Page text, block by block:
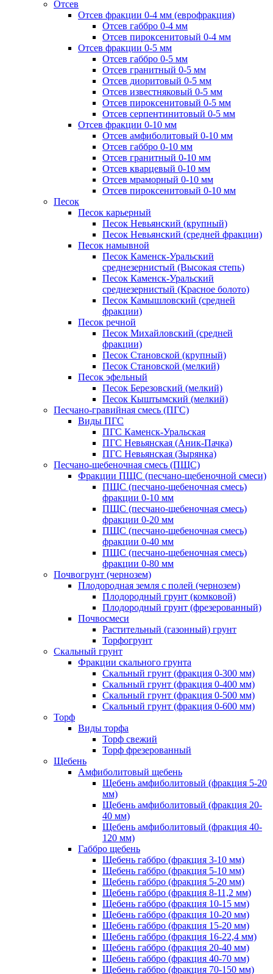
Отсев
Отсев фракции 0-4 мм (еврофракция)
Отсев габбро 0-4 мм
Отсев пироксенитовый 0-4 мм
Отсев фракции 0-5 мм
Отсев габбро 0-5 мм
Отсев гранитный 0-5 мм
Отсев диоритовый 0-5 мм
Отсев известняковый 0-5 мм
Отсев пироксенитовый 0-5 мм
Отсев серпентинитовый 0-5 мм
Отсев фракции 0-10 мм
Отсев амфиболитовый 0-10 мм
Отсев габбро 0-10 мм
Отсев гранитный 0-10 мм
Отсев кварцевый 0-10 мм
Отсев мраморный 0-10 мм
Отсев пироксенитовый 0-10 мм
Песок
Песок карьерный
Песок Невьянский (крупный)
Песок Невьянский (средней фракции)
Песок намывной
Песок Каменск-Уральский
среднезернистый (Высокая степь)
Песок Каменск-Уральский
среднезернистый (Красное болото)
Песок Камышловский (средней
фракции)
Песок речной
Песок Михайловский (средней
фракции)
Песок Становской (крупный)
Песок Становской (мелкий)
Песок эфельный
Песок Березовский (мелкий)
Песок Кыштымский (мелкий)
Песчано-гравийная смесь (ПГС)
Виды ПГС
ПГС Каменск-Уральская
ПГС Невьянская (Аник-Пачка)
ПГС Невьянская (Зырянка)
Песчано-щебеночная смесь (ПЩС)
Фракции ПЩС (песчано-щебеночной смеси)
ПЩС (песчано-щебеночная смесь)
фракции 0-10 мм
ПЩС (песчано-щебеночная смесь)
фракции 0-20 мм
ПЩС (песчано-щебеночная смесь)
фракции 0-40 мм
ПЩС (песчано-щебеночная смесь)
фракции 0-80 мм
Почвогрунт (чернозем)
Плодородная земля с полей (чернозем)
Плодородный грунт (комковой)
Плодородный грунт (фрезерованный)
Почвосмеси
Растительный (газонный) грунт
Торфогрунт
Скальный грунт
Фракции скального грунта
Скальный грунт (фракция 0-300 мм)
Скальный грунт (фракция 0-400 мм)
Скальный грунт (фракция 0-500 мм)
Скальный грунт (фракция 0-600 мм)
Торф
Виды торфа
Торф свежий
Торф фрезерованный
Щебень
Амфиболитовый щебень
Щебень амфиболитовый (фракция 5-20
мм)
Щебень амфиболитовый (фракция 20-
40 мм)
Щебень амфиболитовый (фракция 40-
120 мм)
Габбро щебень
Щебень габбро (фракция 3-10 мм)
Щебень габбро (фракция 5-10 мм)
Щебень габбро (фракция 5-20 мм)
Щебень габбро (фракция 8-11,2 мм)
Щебень габбро (фракция 10-15 мм)
Щебень габбро (фракция 10-20 мм)
Щебень габбро (фракция 15-20 мм)
Щебень габбро (фракция 16-22,4 мм)
Щебень габбро (фракция 20-40 мм)
Щебень габбро (фракция 40-70 мм)
Щебень габбро (фракция 70-150 мм)